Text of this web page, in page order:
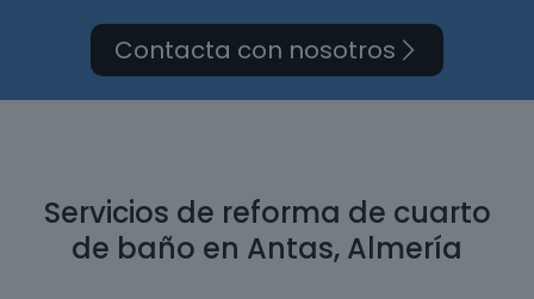
Contacta con nosotros
Servicios de reforma de cuarto
de baño en Antas, Almería